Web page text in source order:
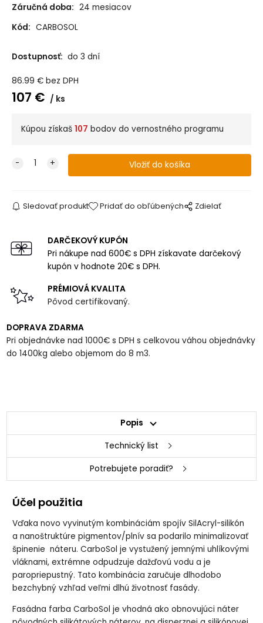
Záručná doba: 24 mesiacov
Kód: CARBOSOL
Dostupnosť: do 3 dní
86.99 € bez DPH
107 € ks
Kúpou získaš 107 bodov do vernostného programu
Sledovať produkt Pridať do obľúbených Zdielať
DARČEKOVÝ KUPÓN
Pri nákupe nad 600€ s DPH získavate darčekový
kupón v hodnote 20€ s DPH.
PRÉMIOVÁ KVALITA
Pôvod certifikovaný.
DOPRAVA ZDARMA
Pri objednávke nad 1000€ s DPH s celkovou váhou objednávky
do 1400kg alebo objemom do 8 m3.
Popis
Technický list
Potrebujete poradiť?
Účel použitia
Vďaka novo vyvinutým kombináciám spojív SilAcryl-silikón
a nanoštruktúre pigmentov/plnív sa podarilo minimalizovať
špinenie náteru. CarboSol je vystužený jemnými uhlíkovými
vláknami, extrémne odpudzuje dažďovú vodu a je
paropriepustný. Tato kombinácia zaručuje dlhodobo
bezchybný vzhľad veľmi dlhú životnosť fasády.
Fasádna farba CarboSol je vhodná ako obnovujúci náter